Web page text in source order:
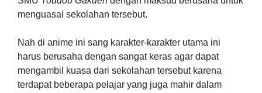
menguasai sekolahan tersebut.
Nah di anime ini sang karakter-karakter utama ini
harus berusaha dengan sangat keras agar dapat
mengambil kuasa dari sekolahan tersebut karena
terdapat beberapa pelajar yang juga mahir dalam